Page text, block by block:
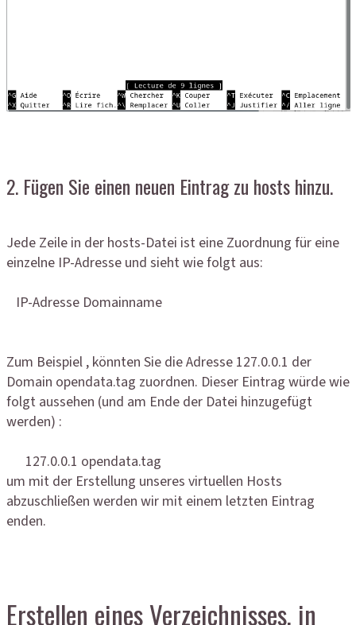
2. Fügen Sie einen neuen Eintrag zu hosts hinzu.
Jede Zeile in der hosts-Datei ist eine Zuordnung für eine
einzelne IP-Adresse und sieht wie folgt aus:
IP-Adresse Domainname
Zum Beispiel , könnten Sie die Adresse 127.0.0.1 der
Domain opendata.tag zuordnen. Dieser Eintrag würde wie
folgt aussehen (und am Ende der Datei hinzugefügt
werden) :
127.0.0.1 opendata.tag
um mit der Erstellung unseres virtuellen Hosts
abzuschließen werden wir mit einem letzten Eintrag
enden.
Erstellen eines Verzeichnisses, in